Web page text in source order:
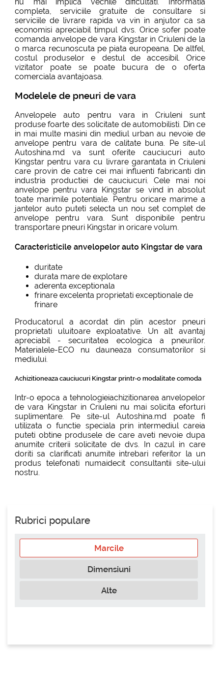
completa, serviciile gratuite de consultare si
serviciile de livrare rapida va vin in anjutor ca sa
economisi apreciabil timpul dvs. Orice sofer poate
comanda anvelope de vara Kingstar in Criuleni de la
o marca recunoscuta pe piata europeana. De altfel,
costul produselor e destul de accesibil. Orice
vizitator poate se poate bucura de o oferta
comerciala avantajoasa.
Modelele de pneuri de vara
Anvelopele auto pentru vara in Criuleni sunt
produse foarte des solicitate de automobilisti. Din ce
in mai multe masini din mediul urban au nevoie de
anvelope pentru vara de calitate buna. Pe site-ul
Autoshina.md va sunt oferite cauciucuri auto
Kingstar pentru vara cu livrare garantata in Criuleni
care provin de catre cei mai influenti fabricanti din
industria productiei de cauciucuri. Cele mai noi
anvelope pentru vara Kingstar se vind in absolut
toate marimile potentiale. Pentru oricare marime a
jantelor auto puteti selecta un nou set complet de
anvelope pentru vara. Sunt disponibile pentru
transportare pneuri Kingstar in oricare volum.
Caracteristicile anvelopelor auto Kingstar de vara
duritate
durata mare de explotare
aderenta exceptionala
frinare excelenta proprietati exceptionale de
frinare
Producatorul a acordat din plin acestor pneuri
proprietati uluitoare exploatative. Un alt avantaj
apreciabil - securitatea ecologica a pneurilor.
Materialele-ECO nu dauneaza consumatorilor si
mediului.
Achizitioneaza cauciucuri Kingstar printr-o modalitate comoda
Intr-o epoca a tehnologieiachizitionarea anvelopelor
de vara Kingstar in Criuleni nu mai solicita eforturi
suplimentare. Pe site-ul Autoshina.md poate fi
utilizata o functie speciala prin intermediul careia
puteti obtine produsele de care aveti nevoie dupa
anumite criterii solicitate de dvs. In cazul in care
doriti sa clarificati anumite intrebari referitor la un
produs telefonati numaidecit consultantii site-ului
nostru.
Rubrici populare
Marcile
Dimensiuni
Alte